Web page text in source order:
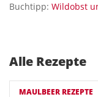
Buchtipp: Wildobst
Alle Rezepte
MAULBEER REZEPTE